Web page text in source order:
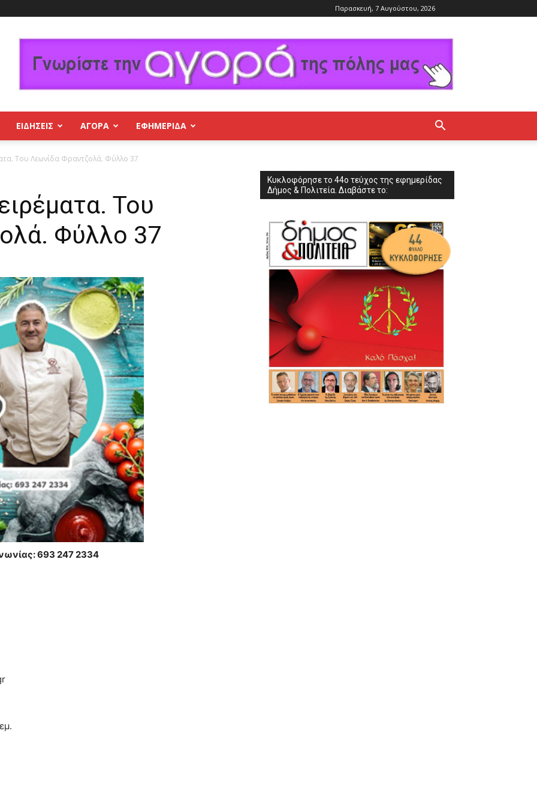
Παρασκευή, 7 Αυγούστου, 2026
ΕΙΔΗΣΕΙΣ ΑΓΟΡΑ ΕΦΗΜΕΡΊΔΑ
Του Λεωνίδα Φραντζολά. Φύλλο 37
Του
Φύλλο 37
693 247 2334
Κυκλοφόρησε το 44ο τεύχος της εφημερίδας
Δήμος & Πολιτεία. Διαβάστε το: